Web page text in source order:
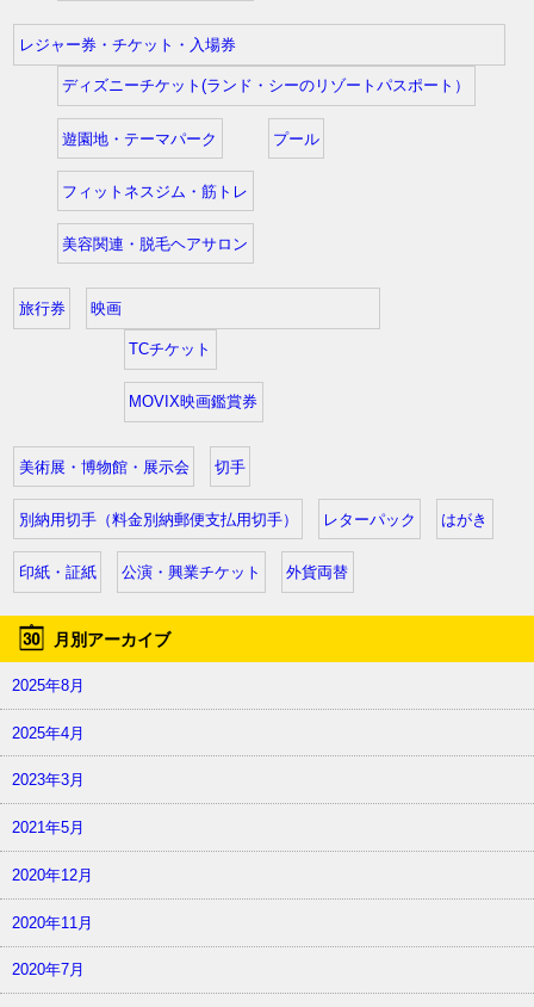
レジャー券・チケット・入場券
ディズニーチケット(ランド・シーのリゾートパスポート）
遊園地・テーマパーク プール
フィットネスジム・筋トレ
美容関連・脱毛ヘアサロン
旅行券 映画
TCチケット
MOVIX映画鑑賞券
美術展・博物館・展示会 切手
別納用切手（料金別納郵便支払用切手） レターパック はがき
印紙・証紙 公演・興業チケット 外貨両替
月別アーカイブ
2025年8月
2025年4月
2023年3月
2021年5月
2020年12月
2020年11月
2020年7月